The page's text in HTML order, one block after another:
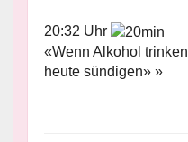
20:32 Uhr
«Wenn Alkohol
heute sündigen» »